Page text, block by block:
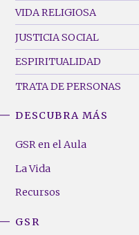
VIDA RELIGIOSA
JUSTICIA SOCIAL
ESPIRITUALIDAD
TRATA DE PERSONAS
Footer
(Right)
DESCUBRA MÁS
GSR en el Aula
La Vida
Recursos
GSR